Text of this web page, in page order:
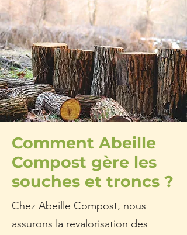
Comment Abeille
Compost gère les
souches et troncs ?
Chez Abeille Compost, nous
assurons la revalorisation des